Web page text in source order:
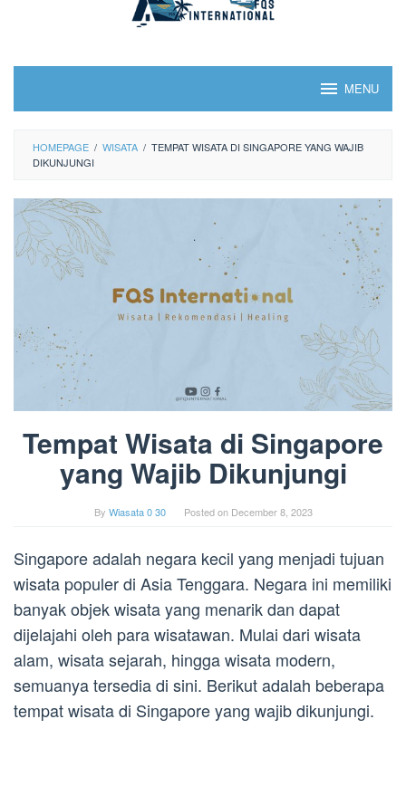
MENU
HOMEPAGE / WISATA / TEMPAT WISATA DI SINGAPORE YANG WAJIB
DIKUNJUNGI
Tempat Wisata di Singapore
yang Wajib Dikunjungi
By Wiasata 0 30 Posted on December 8, 2023
Singapore adalah negara kecil yang menjadi tujuan
wisata populer di Asia Tenggara. Negara ini memiliki
banyak objek wisata yang menarik dan dapat
dijelajahi oleh para wisatawan. Mulai dari wisata
alam, wisata sejarah, hingga wisata modern,
semuanya tersedia di sini. Berikut adalah beberapa
tempat wisata di Singapore yang wajib dikunjungi.